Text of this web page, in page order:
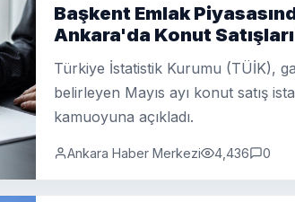
Başkent Emlak
Ankara'da Konut
Türkiye İstatistik Kurumu (TÜİK),
belirleyen Mayıs ayı konut satış
kamuoyuna açıkladı.
Ankara Haber Merkezi 4,436 0